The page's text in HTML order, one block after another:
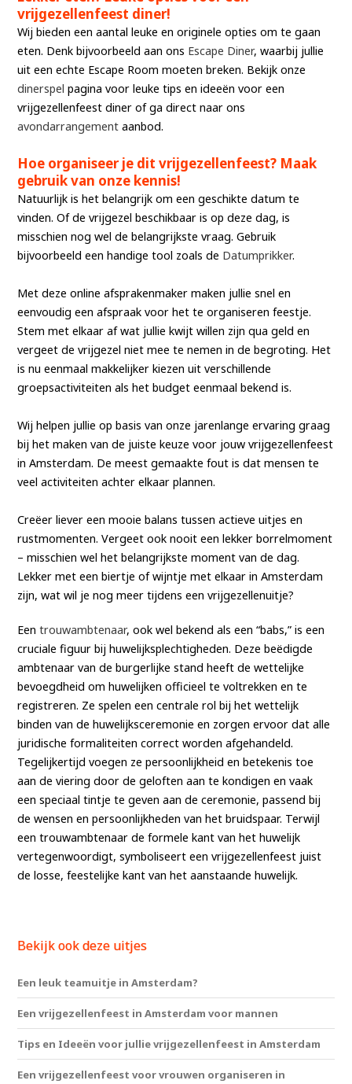
vrijgezellenfeest diner!
Wij bieden een aantal leuke en originele opties om te gaan
eten. Denk bijvoorbeeld aan ons Escape Diner, waarbij jullie
uit een echte Escape Room moeten breken. Bekijk onze
dinerspel pagina voor leuke tips en ideeën voor een
vrijgezellenfeest diner of ga direct naar ons
avondarrangement aanbod.
Hoe organiseer je dit vrijgezellenfeest? Maak
gebruik van onze kennis!
Natuurlijk is het belangrijk om een geschikte datum te
vinden. Of de vrijgezel beschikbaar is op deze dag, is
misschien nog wel de belangrijkste vraag. Gebruik
bijvoorbeeld een handige tool zoals de Datumprikker.
Met deze online afsprakenmaker maken jullie snel en
eenvoudig een afspraak voor het te organiseren feestje.
Stem met elkaar af wat jullie kwijt willen zijn qua geld en
vergeet de vrijgezel niet mee te nemen in de begroting. Het
is nu eenmaal makkelijker kiezen uit verschillende
groepsactiviteiten als het budget eenmaal bekend is.
Wij helpen jullie op basis van onze jarenlange ervaring graag
bij het maken van de juiste keuze voor jouw vrijgezellenfeest
in Amsterdam. De meest gemaakte fout is dat mensen te
veel activiteiten achter elkaar plannen.
Creëer liever een mooie balans tussen actieve uitjes en
rustmomenten. Vergeet ook nooit een lekker borrelmoment
– misschien wel het belangrijkste moment van de dag.
Lekker met een biertje of wijntje met elkaar in Amsterdam
zijn, wat wil je nog meer tijdens een vrijgezellenuitje?
Eentrouwambtenaar, ook wel bekend als een “babs,” is een
cruciale figuur bij huwelijksplechtigheden. Deze beëdigde
ambtenaar van de burgerlijke stand heeft de wettelijke
bevoegdheid om huwelijken officieel te voltrekken en te
registreren. Ze spelen een centrale rol bij het wettelijk
binden van de huwelijksceremonie en zorgen ervoor dat alle
juridische formaliteiten correct worden afgehandeld.
Tegelijkertijd voegen ze persoonlijkheid en betekenis toe
aan de viering door de geloften aan te kondigen en vaak
een speciaal tintje te geven aan de ceremonie, passend bij
de wensen en persoonlijkheden van het bruidspaar. Terwijl
een trouwambtenaar de formele kant van het huwelijk
vertegenwoordigt, symboliseert een vrijgezellenfeest juist
de losse, feestelijke kant van het aanstaande huwelijk.
Bekijk ook deze uitjes
Een leuk teamuitje in Amsterdam?
Een vrijgezellenfeest in Amsterdam voor mannen
Tips en Ideeën voor jullie vrijgezellenfeest in Amsterdam
Een vrijgezellenfeest voor vrouwen organiseren in